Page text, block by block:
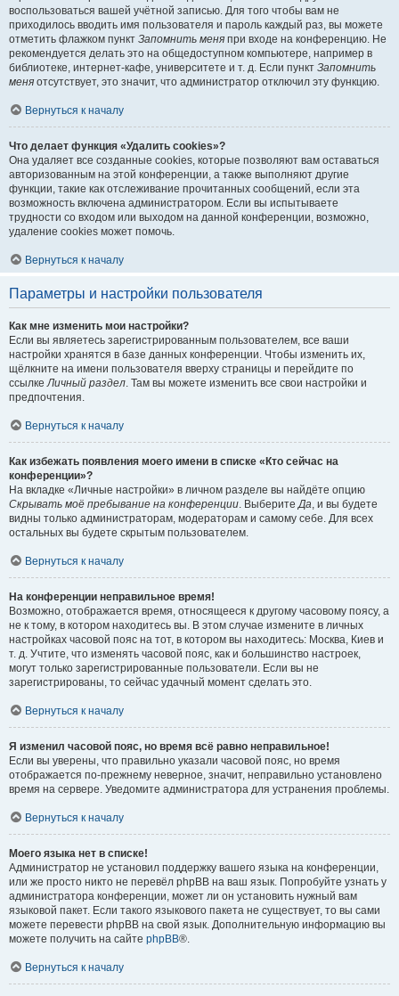
воспользоваться вашей учётной записью. Для того чтобы вам не
приходилось вводить имя пользователя и пароль каждый раз, вы можете
отметить флажком пункт Запомнить меня при входе на конференцию. Не
рекомендуется делать это на общедоступном компьютере, например в
библиотеке, интернет-кафе, университете и т. д. Если пункт Запомнить
меня отсутствует, это значит, что администратор отключил эту функцию.
Вернуться к началу
Что делает функция «Удалить cookies»?
Она удаляет все созданные cookies, которые позволяют вам оставаться
авторизованным на этой конференции, а также выполняют другие
функции, такие как отслеживание прочитанных сообщений, если эта
возможность включена администратором. Если вы испытываете
трудности со входом или выходом на данной конференции, возможно,
удаление cookies может помочь.
Вернуться к началу
Параметры и настройки пользователя
Как мне изменить мои настройки?
Если вы являетесь зарегистрированным пользователем, все ваши
настройки хранятся в базе данных конференции. Чтобы изменить их,
щёлкните на имени пользователя вверху страницы и перейдите по
ссылкеЛичный раздел. Там вы можете изменить все свои настройки и
предпочтения.
Вернуться к началу
Как избежать появления моего имени в списке «Кто сейчас на
конференции»?
На вкладке «Личные настройки» в личном разделе вы найдёте опцию
Скрывать моё пребывание на конференции. ВыберитеДа, и вы будете
видны только администраторам, модераторам и самому себе. Для всех
остальных вы будете скрытым пользователем.
Вернуться к началу
На конференции неправильное время!
Возможно, отображается время, относящееся к другому часовому поясу, а
не к тому, в котором находитесь вы. В этом случае измените в личных
настройках часовой пояс на тот, в котором вы находитесь: Москва, Киев и
т. д. Учтите, что изменять часовой пояс, как и большинство настроек,
могут только зарегистрированные пользователи. Если вы не
зарегистрированы, то сейчас удачный момент сделать это.
Вернуться к началу
Я изменил часовой пояс, но время всё равно неправильное!
Если вы уверены, что правильно указали часовой пояс, но время
отображается по-прежнему неверное, значит, неправильно установлено
время на сервере. Уведомите администратора для устранения проблемы.
Вернуться к началу
Моего языка нет в списке!
Администратор не установил поддержку вашего языка на конференции,
или же просто никто не перевёл phpBB на ваш язык. Попробуйте узнать у
администратора конференции, может ли он установить нужный вам
языковой пакет. Если такого языкового пакета не существует, то вы сами
можете перевести phpBB на свой язык. Дополнительную информацию вы
можете получить на сайте phpBB®.
Вернуться к началу